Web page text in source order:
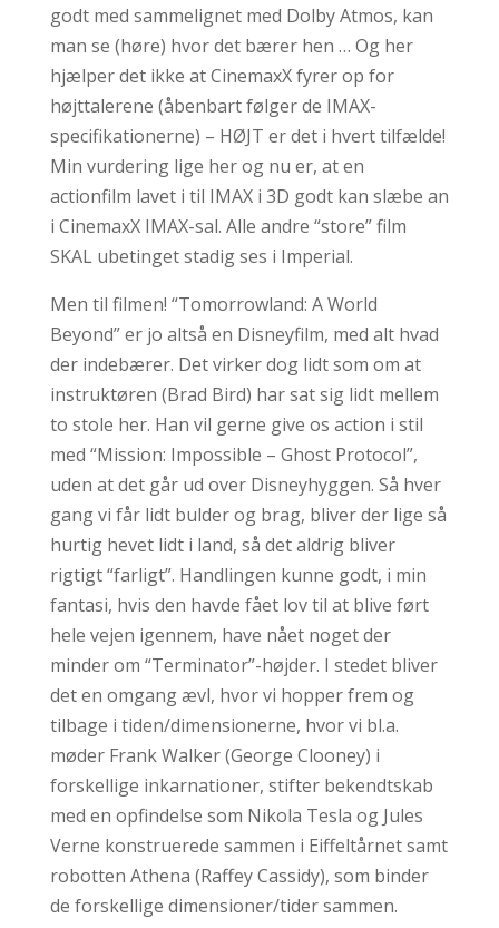
godt med sammelignet med Dolby Atmos, kan
man se (høre) hvor det bærer hen … Og her
hjælper det ikke at CinemaxX fyrer op for
højttalerene (åbenbart følger de IMAX-
specifikationerne) – HØJT er det i hvert tilfælde!
Min vurdering lige her og nu er, at en
actionfilm lavet i til IMAX i 3D godt kan slæbe an
i CinemaxX IMAX-sal. Alle andre “store” film
SKAL ubetinget stadig ses i Imperial.
Men til filmen! “Tomorrowland: A World
Beyond” er jo altså en Disneyfilm, med alt hvad
der indebærer. Det virker dog lidt som om at
instruktøren (Brad Bird) har sat sig lidt mellem
to stole her. Han vil gerne give os action i stil
med “Mission: Impossible – Ghost Protocol”,
uden at det går ud over Disneyhyggen. Så hver
gang vi får lidt bulder og brag, bliver der lige så
hurtig hevet lidt i land, så det aldrig bliver
rigtigt “farligt”. Handlingen kunne godt, i min
fantasi, hvis den havde fået lov til at blive ført
hele vejen igennem, have nået noget der
minder om “Terminator”-højder. I stedet bliver
det en omgang ævl, hvor vi hopper frem og
tilbage i tiden/dimensionerne, hvor vi bl.a.
møder Frank Walker (George Clooney) i
forskellige inkarnationer, stifter bekendtskab
med en opfindelse som Nikola Tesla og Jules
Verne konstruerede sammen i Eiffeltårnet samt
robotten Athena (Raffey Cassidy), som binder
de forskellige dimensioner/tider sammen.